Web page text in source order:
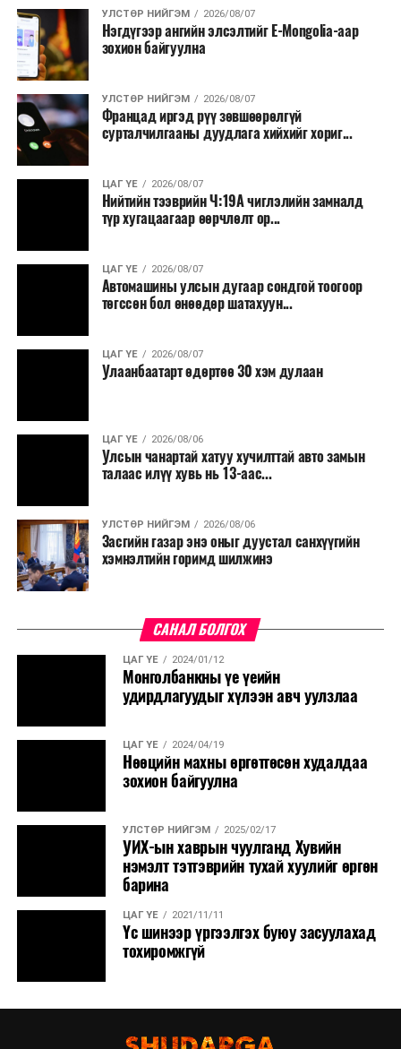
Хуулиар заавал мэдээлэхээс бусад кино,
контент, хэвлэлийн зардал;
Заавал олгохоос бусад тэтгэмж, урамшуулал.
Санхүүгийн хэмнэлтийн горимыг 2026 оны
арванхоёрдугаар сарын 31 хүртэл мөрдөнө. Харин
эрүүл мэндийн салбар уг хэмнэлтийн горимд
хамрагдахгүй бөгөөд цэцэрлэг, сургуулийн хүүхдийн
эрт илрүүлэг, вакцинжуулалт, томуу, томуу төст
өвчний эсрэг арга хэмжээ зэрэг зайлшгүй
үргэлжилнэ гэж Ерөнхий сайд Н.Учрал онцоллоо.
Мөн бүх шатны төсвийн ерөнхийлөн захирагч нарт
салбар бүрдээ урсгал зардлыг 20 хувиар бууруулах,
нөхөн томилгоо хийхгүй байх, аялал, амралт, зугаалга,
хамт олны урлаг, спортын арга хэмжээг зохион
байгуулахгүй байх, төрийн албанд шинэ орон тоо бий
сургалтыг цахим хэлбэрт шилжүүлэх, төрийн албан
хаагчдыг зарим өдрүүдэд цахимаар ажиллуулах арга
хэмжээг үргэлжлүүлэхийг үүрэг болголоо.
Төсвийн сахилга бат сайжирч, эдийн засгийн нөхцөл
байдал хэвийн болсон тохиолдолд эдгээр
хязгаарлалтыг үе шаттайгаар сулруулах юм.
УЛСТӨР НИЙГЭМ 2026/08/07
Нэгдүгээр ангийн элсэлтийг E-Mongolia-аар
зохион байгуулна
УЛСТӨР НИЙГЭМ 2026/08/07
Францад иргэд рүү зөвшөөрөлгүй
сурталчилгааны дуудлага хийхийг хориг...
ЦАГ ҮЕ 2026/08/07
Нийтийн тээврийн Ч:19А чиглэлийн замналд
түр хугацаагаар өөрчлөлт ор...
ЦАГ ҮЕ 2026/08/07
Автомашины улсын дугаар сондгой тоогоор
төгссөн бол өнөөдөр шатахуун...
ЦАГ ҮЕ 2026/08/07
Улаанбаатарт өдөртөө 30 хэм дулаан
ЦАГ ҮЕ 2026/08/06
Улсын чанартай хатуу хучилттай авто замын
талаас илүү хувь нь 13-аас...
УЛСТӨР НИЙГЭМ 2026/08/06
Засгийн газар энэ оныг дуустал санхүүгийн
хэмнэлтийн горимд шилжинэ
САНАЛ БОЛГОХ
ЦАГ ҮЕ 2024/01/12
Монголбанкны үе үеийн
удирдлагуудыг хүлээн авч уулзлаа
ЦАГ ҮЕ 2024/04/19
Нөөцийн махны өргөтгөсөн худалдаа
зохион байгуулна
УЛСТӨР НИЙГЭМ 2025/02/17
УИХ-ын хаврын чуулганд Хувийн
нэмэлт тэтгэврийн тухай хуулийг өргөн
барина
ЦАГ ҮЕ 2021/11/11
Үс шинээр үргээлгэх буюу засуулахад
тохиромжгүй